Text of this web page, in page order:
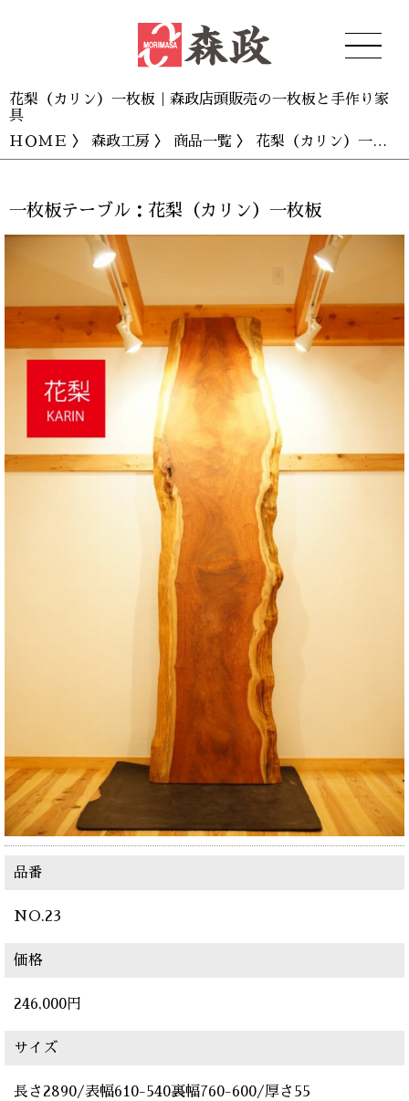
花梨（カリン）一枚板｜森政店頭販売の一枚板と手作り家
具
ＨＯＭＥ 〉 森政工房 〉 商品一覧 〉 花梨（カリン）一枚板
一枚板テーブル：花梨（カリン）一枚板
品番
NO.23
価格
246,000円
サイズ
長さ2890/表幅610-540裏幅760-600/厚さ55